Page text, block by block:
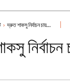
দ্রুত শাকসু নির্বাচন চায়...
নির্বাচন